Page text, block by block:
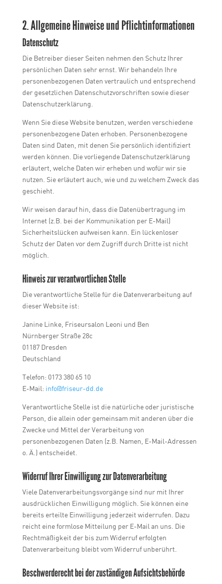
2. Allgemeine Hinweise und Pflichtinformationen
Datenschutz
Die Betreiber dieser Seiten nehmen den Schutz Ihrer
persönlichen Daten sehr ernst. Wir behandeln Ihre
personenbezogenen Daten vertraulich und entsprechend
der gesetzlichen Datenschutzvorschriften sowie dieser
Datenschutzerklärung.
Wenn Sie diese Website benutzen, werden verschiedene
personenbezogene Daten erhoben. Personenbezogene
Daten sind Daten, mit denen Sie persönlich identifiziert
werden können. Die vorliegende Datenschutzerklärung
erläutert, welche Daten wir erheben und wofür wir sie
nutzen. Sie erläutert auch, wie und zu welchem Zweck das
geschieht.
Wir weisen darauf hin, dass die Datenübertragung im
Internet (z.B. bei der Kommunikation per E-Mail)
Sicherheitslücken aufweisen kann. Ein lückenloser
Schutz der Daten vor dem Zugriff durch Dritte ist nicht
möglich.
Hinweis zur verantwortlichen Stelle
Die verantwortliche Stelle für die Datenverarbeitung auf
dieser Website ist:
Janine Linke, Friseursalon Leoni und Ben
Nürnberger Straße 28c
01187 Dresden
Deutschland
Telefon: 0173 380 65 10
E-Mail: info@friseur-dd.de
Verantwortliche Stelle ist die natürliche oder juristische
Person, die allein oder gemeinsam mit anderen über die
Zwecke und Mittel der Verarbeitung von
personenbezogenen Daten (z.B. Namen, E-Mail-Adressen
o. Ä.) entscheidet.
Widerruf Ihrer Einwilligung zur Datenverarbeitung
Viele Datenverarbeitungsvorgänge sind nur mit Ihrer
ausdrücklichen Einwilligung möglich. Sie können eine
bereits erteilte Einwilligung jederzeit widerrufen. Dazu
reicht eine formlose Mitteilung per E-Mail an uns. Die
Rechtmäßigkeit der bis zum Widerruf erfolgten
Datenverarbeitung bleibt vom Widerruf unberührt.
Beschwerderecht bei der zuständigen Aufsichtsbehörde